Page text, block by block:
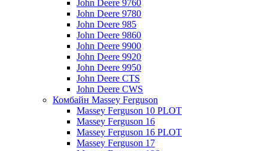
John Deere 9760
John Deere 9780
John Deere 985
John Deere 9860
John Deere 9900
John Deere 9920
John Deere 9950
John Deere CTS
John Deere CWS
Комбайн Massey Ferguson
Massey Ferguson 10 PLOT
Massey Ferguson 16
Massey Ferguson 16 PLOT
Massey Ferguson 17